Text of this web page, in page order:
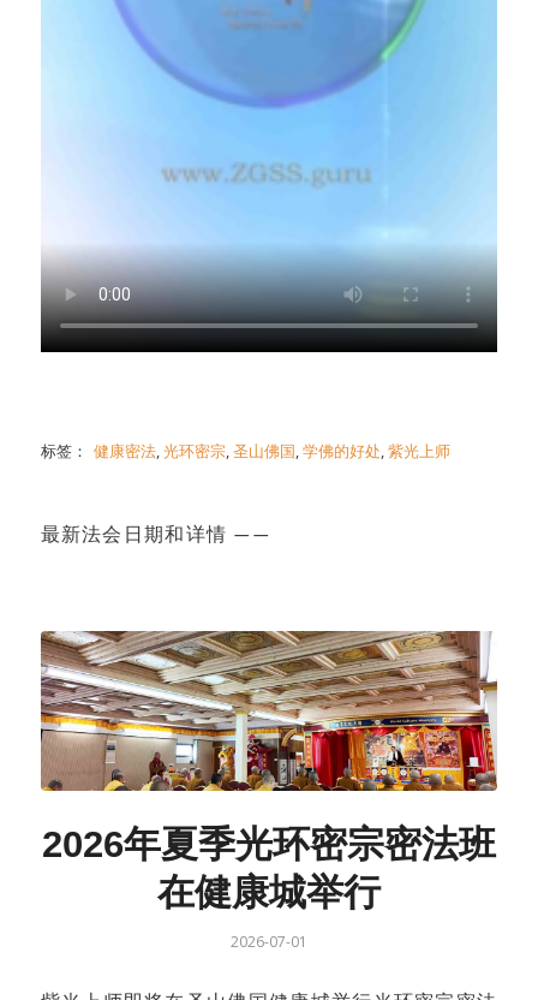
标签： 健康密法, 光环密宗, 圣山佛国 学佛的好处 紫光上师
最新法会日期和详情 ——
2026年夏季光环密宗密法班
在健康城举行
2026-07-01